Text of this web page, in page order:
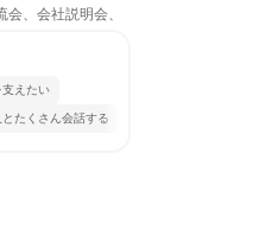
、会社説明会、
えたい
とたくさん会話する